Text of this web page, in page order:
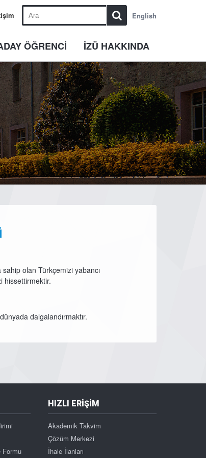
English
ÖĞRENCİ İZÜ HAKKINDA
olan Türkçemizi yabancı
hissettirmektir.
dalgalandırmaktır.
Formu
HIZLI ERİŞİM
Akademik Takvim
Çözüm Merkezi
İhale İlanları